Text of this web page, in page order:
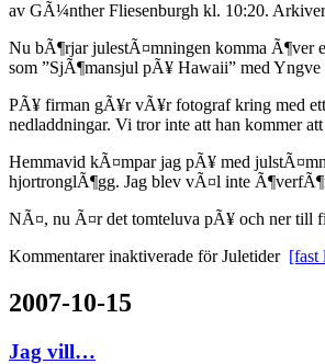
av GÃ¼nther Fliesenburgh kl. 10:20.
Nu bÃ¶rjar julestÃ¤mningen komma Ã¶ver
som ”SjÃ¶mansjul pÃ¥ Hawaii” med Yngve
PÃ¥ firman gÃ¥r vÃ¥r fotograf kring med
nedladdningar. Vi tror inte att han kommer
Hemmavid kÃ¤mpar jag pÃ¥ med
hjortronglÃ¶gg. Jag blev vÃ¤l inte
NÃ¤, nu Ã¤r det tomteluva pÃ¥ och ner till
Kommentarer inaktiverade för Juletider [fast
2007-10-15
Jag vill…